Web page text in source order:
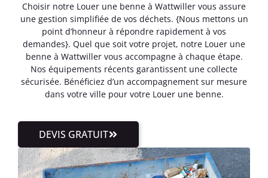
Choisir notre Louer une benne à Wattwiller vous assure
une gestion simplifiée de vos déchets. {Nous mettons un
point d’honneur à répondre rapidement à vos
demandes}. Quel que soit votre projet, notre Louer une
benne à Wattwiller vous accompagne à chaque étape.
Nos équipements récents garantissent une collecte
sécurisée. Bénéficiez d’un accompagnement sur mesure
dans votre ville pour votre Louer une benne.
DEVIS GRATUIT